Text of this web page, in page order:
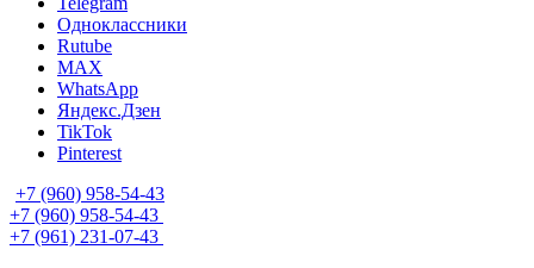
Одноклассники
Rutube
MAX
WhatsApp
Яндекс.Дзен
TikTok
Pinterest
+7 (960) 958-54-43
+7 (960) 958-54-43
+7 (961) 231-07-43